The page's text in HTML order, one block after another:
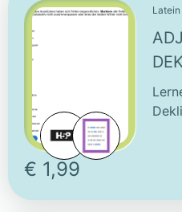
€ 1,99